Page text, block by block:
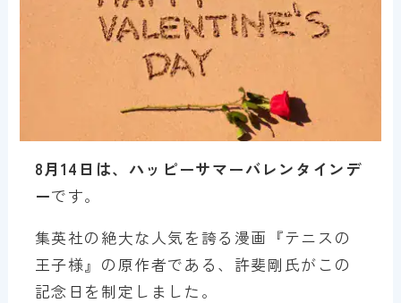
8月14日は、ハッピーサマーバレンタインデ
ーです。
集英社の絶大な人気を誇る漫画『テニスの
王子様』の原作者である、許斐剛氏がこの
記念日を制定しました。